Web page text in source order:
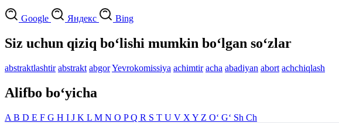
Google Яндекс Bing
Siz uchun qiziq bo‘lishi mumkin bo‘lgan so‘zlar
abstraktlashtir abstrakt abgorYevrokomissiya achimtir acha abadiyan abort achchiqlash
Alifbo bo‘yicha
A B D E F G H I J K L M N O PQ R S T U V X Y Z O‘ G‘ Sh Ch